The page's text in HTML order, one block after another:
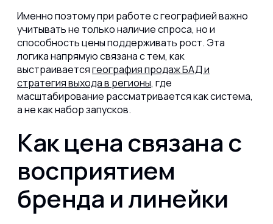
Именно поэтому при работе с географией важно
учитывать не только наличие спроса, но и
способность цены поддерживать рост. Эта
логика напрямую связана с тем, как
выстраиваетсягеография продаж БАД и
стратегия выхода в регионы, где
масштабирование рассматривается как система,
а не как набор запусков.
Как цена связана с
восприятием
бренда и линейки